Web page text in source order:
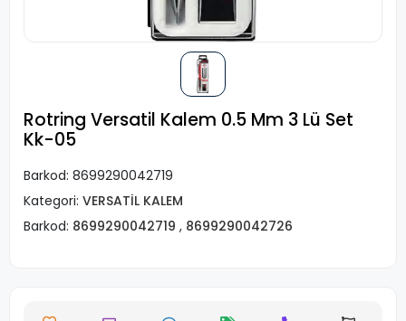
Rotring Versatil Kalem 0.5 Mm 3 Lü Set
Kk-05
Barkod: 8699290042719
Kategori: VERSATİL KALEM
Barkod: 8699290042719 , 8699290042726